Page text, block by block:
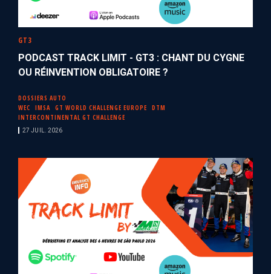
GT3
PODCAST TRACK LIMIT - GT3 : CHANT DU CYGNE
OU RÉINVENTION OBLIGATOIRE ?
DOSSIERS AUTO
WEC
IMSA GT WORLD CHALLENGE EUROPE
DTM
INTERCONTINENTAL GT CHALLENGE
27 JUIL. 2026